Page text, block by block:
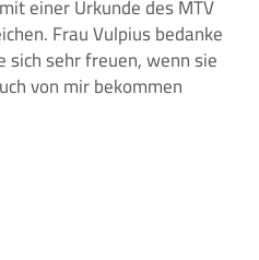
einer Urkunde des MTV
Frau Vulpius bedanke
sich sehr freuen, wenn sie
von mir bekommen